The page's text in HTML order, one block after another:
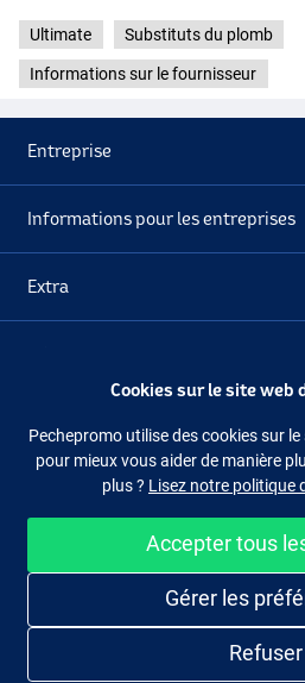
Mix Pack (12pcs)
Ultimate Substituts du plomb
Informations sur le fournisseur
Entreprise
Informations pour les entreprises
Extra
Suivez-nous Facebook
Cookies sur le site web
Pechepromo utilise des cookies sur
pour mieux vous aider de manière
plus ? Lisez notre politique
Accepter tous
Gérer les
Refuser